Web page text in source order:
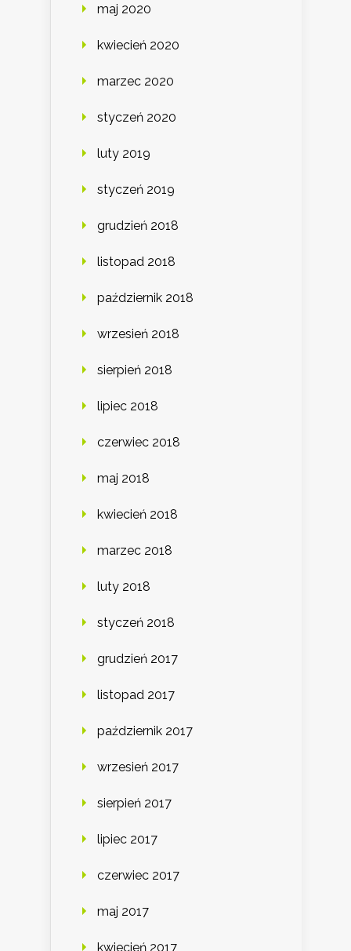
maj 2020
kwiecień 2020
marzec 2020
styczeń 2020
luty 2019
styczeń 2019
grudzień 2018
listopad 2018
październik 2018
wrzesień 2018
sierpień 2018
lipiec 2018
czerwiec 2018
maj 2018
kwiecień 2018
marzec 2018
luty 2018
styczeń 2018
grudzień 2017
listopad 2017
październik 2017
wrzesień 2017
sierpień 2017
lipiec 2017
czerwiec 2017
maj 2017
kwiecień 2017